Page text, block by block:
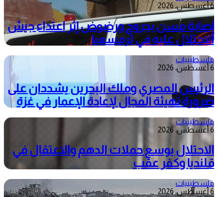
6 أغسطس، 2026
إصابة مسن بجروح ورضوض إثر اعتداء جيش
الاحتلال عليه في ترمسعيا
فلسطينيات
6 أغسطس، 2026
الرئيس المصري وملك البحرين يشددان على
ضرورة تهيئة المجال لإعادة الإعمار في غزة
فلسطينيات
6 أغسطس، 2026
الاحتلال يوسع حملات الدهم والاعتقال في
قلنديا وكفر عقب
فلسطينيات
6 أغسطس، 2026